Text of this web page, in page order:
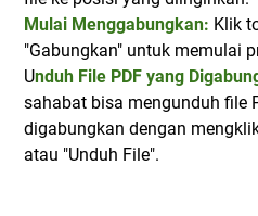
Mulai Menggabungkan: Klik
"Gabungkan" untuk memulai
Unduh File PDF yang
sahabat bisa mengunduh file
digabungkan dengan
atau "Unduh File".